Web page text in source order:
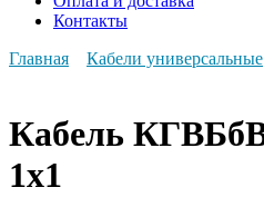
Контакты
Главная
Кабели универсальные
Кабель
1х1